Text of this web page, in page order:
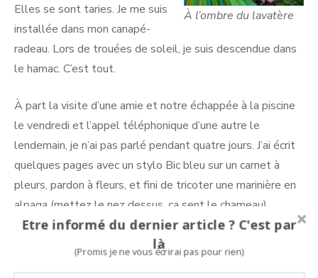
À l’ombre du lavatère
Elles se sont taries. Je me suis
installée dans mon canapé-
radeau. Lors de trouées de soleil, je suis descendue dans
le hamac. C’est tout.
À part la visite d’une amie et notre échappée à la piscine
le vendredi et l’appel téléphonique d’une autre le
lendemain, je n’ai pas parlé pendant quatre jours. J’ai écrit
quelques pages avec un stylo Bic bleu sur un carnet à
pleurs, pardon à fleurs, et fini de tricoter une marinière en
alpaga (mettez le nez dessus, ça sent le chameau).
J’ai regardé (revu pour certains)
les films pris à la médiathèque
Etre informé du dernier article ? C'est par
là
(Promis je ne vous écrirai pas pour rien)